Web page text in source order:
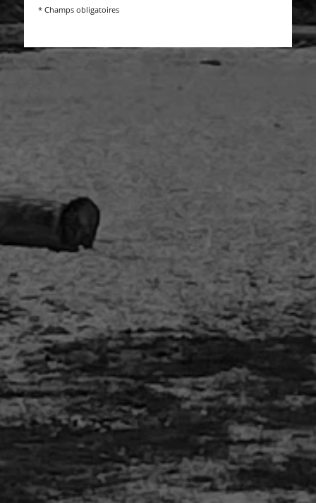
* Champs obligatoires